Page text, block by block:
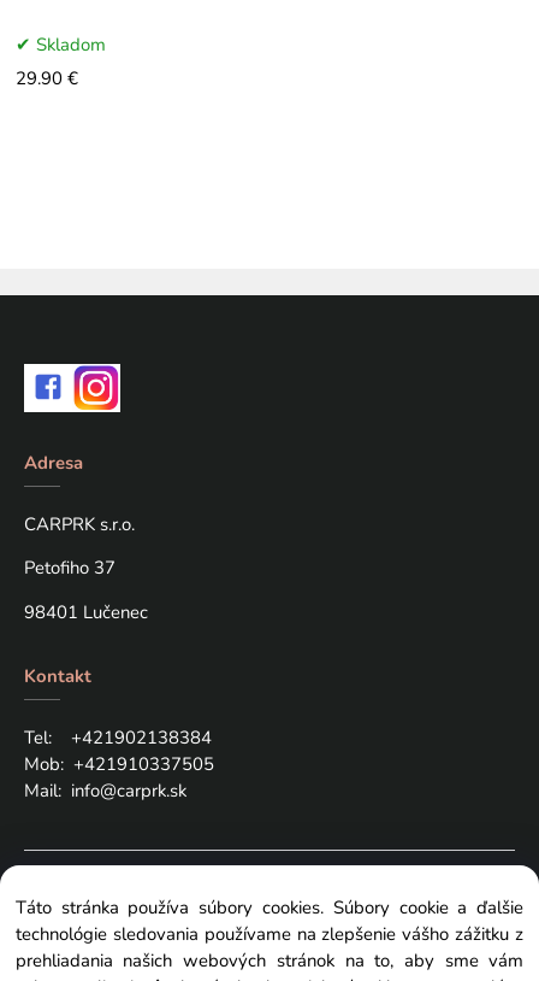
Skladom
29.90 €
Adresa
CARPRK s.r.o.
Petofiho 37
98401 Lučenec
Kontakt
Tel: +421902138384
Mob: +421910337505
Mail: info@carprk.sk
Táto stránka používa súbory cookies. Súbory cookie a ďalšie
technológie sledovania používame na zlepšenie vášho zážitku z
prehliadania našich webových stránok na to, aby sme vám